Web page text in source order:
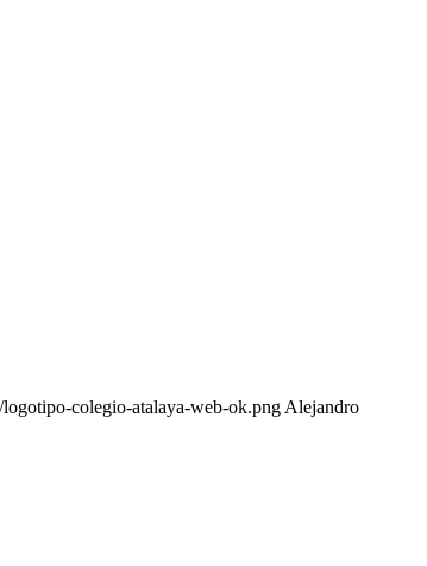
colegio-atalaya-web-ok.png Alejandro